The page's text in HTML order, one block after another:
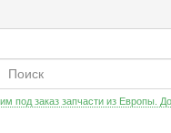
под заказ запчасти из Европы.